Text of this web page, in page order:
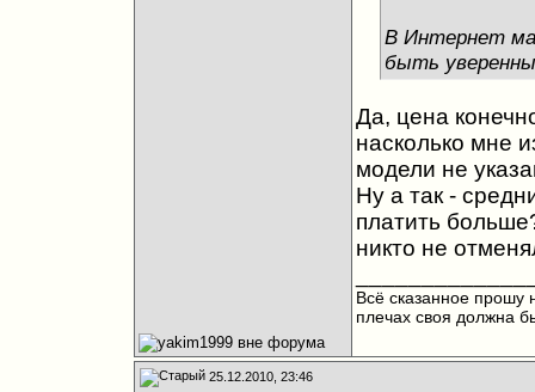
В Интернет
быть
Да, цена
насколько мне
модели не
Ну а так -
платить
никто не
Всё сказанное прошу
плечах своя должна
25.12.2010, 23:46